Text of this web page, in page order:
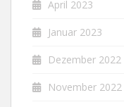
April 2023
Januar 2023
Dezember 2022
November 2022